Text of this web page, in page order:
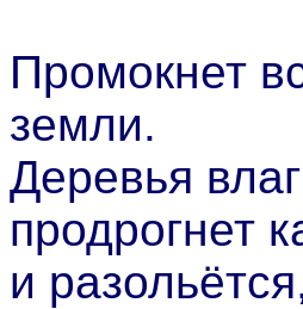
Промокнет
земли.
Деревья
продрогнет
и